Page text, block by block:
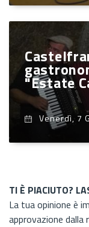
"Estate
Venerdì, 7
TI È PIACIUTO?
La tua opinione è
approvazione dalla